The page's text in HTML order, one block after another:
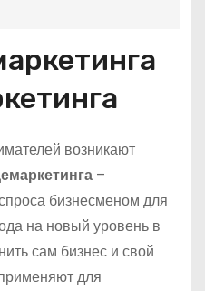
возникают
–
бизнесменом для
на новый уровень в
сам бизнес и свой
для